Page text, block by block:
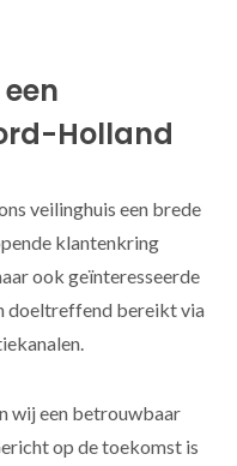
Holland
veilinghuis een brede
klantenkring
ook geïnteresseerde
doeltreffend bereikt via
wij een betrouwbaar
op de toekomst is